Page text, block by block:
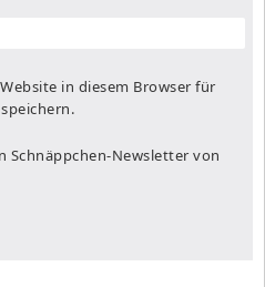
in diesem Browser für
Schnäppchen-Newsletter von